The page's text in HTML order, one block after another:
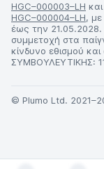
HGC–000003–LH
HGC–000004–LH, με
έως την
συμμετοχή στα
κίνδυνο εθισμού
ΣΥΜΒΟΥΛΕΥΤΙΚΗΣ:
© Plumo Ltd.